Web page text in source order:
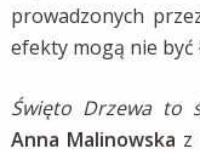
prowadzonych
efekty mogą nie być
Święto Drzewa to
Anna Malinowska z